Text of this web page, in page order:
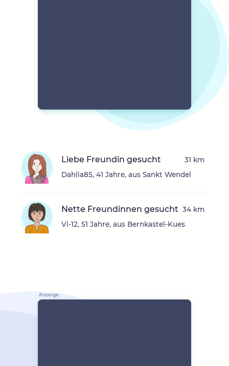
Liebe Freundin gesucht
Dahlia85, 41 Jahre, aus Sankt Wendel
31 km
Nette Freundinnen gesucht
Vi-12, 51 Jahre, aus Bernkastel-Kues
34 km